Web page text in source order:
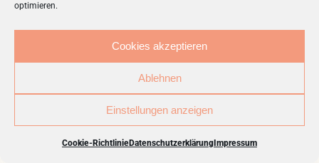
optimieren.
Cookies akzeptieren
Ablehnen
Einstellungen anzeigen
Cookie-RichtlinieDatenschutzerklärung Impressum